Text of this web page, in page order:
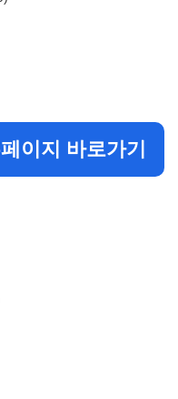
이지 바로가기